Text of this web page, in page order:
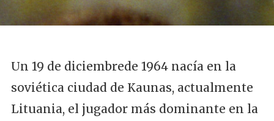
Un 19 de diciembrede 1964 nacía en la
soviética ciudad de Kaunas, actualmente
Lituania, el jugador más dominante en la